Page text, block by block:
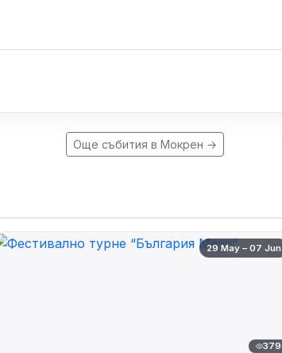
Още събития в Мокрен →
29 May – 07 Jun
379